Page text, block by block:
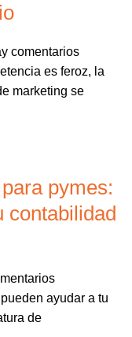
comentarios
es feroz, la
marketing se
pymes:
contabilidad
ayudar a tu
de